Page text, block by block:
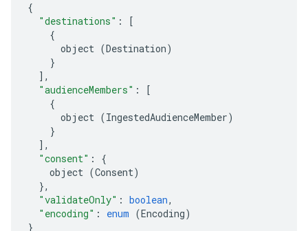
{
"destinations" :
[
{
object (Destination)
}
],
"audienceMembers" :
[
{
object (IngestedAudienceMember)
}
],
"consent" :
{
object (Consent)
},
"validateOnly" : boolean,
"encoding" : enum (Encoding)
}